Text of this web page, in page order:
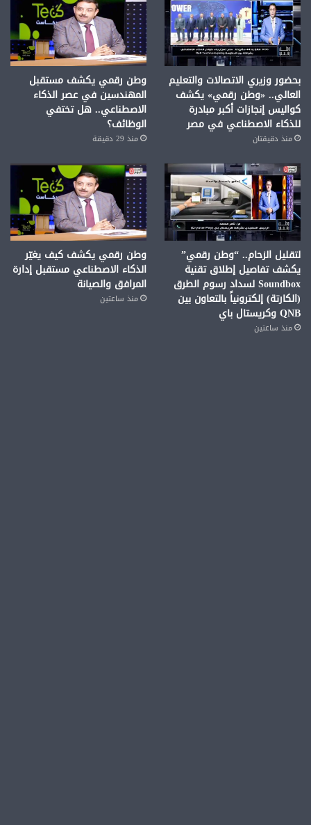
بحضور وزيري الاتصالات والتعليم
العالي.. «وطن رقمي» يكشف
كواليس إنجازات أكبر مبادرة
للذكاء الاصطناعي في مصر
منذ دقيقتان
وطن رقمي يكشف مستقبل
المهندسين في عصر الذكاء
الاصطناعي.. هل تختفي
الوظائف؟
منذ 29 دقيقة
لتقليل الزحام.. “وطن رقمي”
يكشف تفاصيل إطلاق تقنية
Soundbox لسداد رسوم الطرق
(الكارتة) إلكترونياً بالتعاون بين
QNB وكريستال باي
منذ ساعتين
وطن رقمي يكشف كيف يغيّر
الذكاء الاصطناعي مستقبل إدارة
المرافق والصيانة
منذ ساعتين